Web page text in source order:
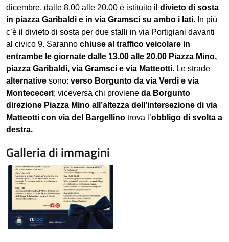
dicembre, dalle 8.00 alle 20.00 è istituito il divieto di sosta
in piazza Garibaldi e in via Gramsci su ambo i lati. In più
c’è il divieto di sosta per due stalli in via Portigiani davanti
al civico 9. Saranno chiuse al traffico veicolare in
entrambe le giornate dalle 13.00 alle 20.00 Piazza Mino,
piazza Garibaldi, via Gramsci e via Matteotti. Le strade
alternative sono: verso Borgunto da via Verdi e via
Montececeri; viceversa chi proviene da Borgunto
direzione Piazza Mino all’altezza dell’intersezione di via
Matteotti con via del Bargellino trova l’obbligo di svolta a
destra.
Galleria di immagini
Image